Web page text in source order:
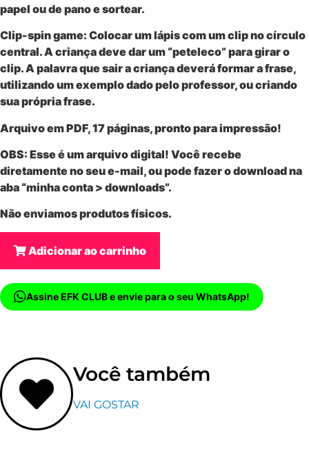
papel ou de pano e sortear.
Clip-spin game: Colocar um lápis com um clip no círculo
central. A criança deve dar um “peteleco” para girar o
clip. A palavra que sair a criança deverá formar a frase,
utilizando um exemplo dado pelo professor, ou criando
sua própria frase.
Arquivo em PDF, 17 páginas, pronto para impressão!
OBS: Esse é umarquivo digital! Você recebe
diretamente no seu e-mail, ou pode fazer o download na
aba “minha conta > downloads”.
Não enviamos produtos físicos.
Adicionar ao carrinho
Assine EFK CLUB e envie para o seu WhatsApp!
Você também
VAI GOSTAR